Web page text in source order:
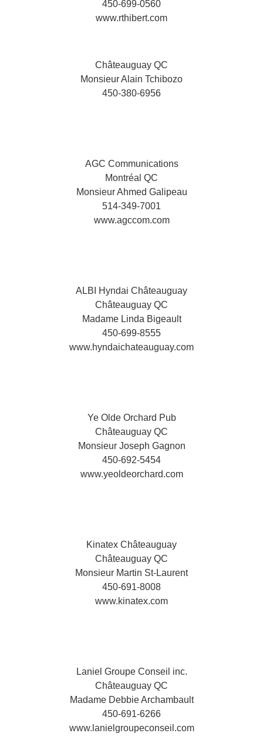
450-699-0560
www.rthibert.com
Châteauguay QC
Monsieur Alain Tchibozo
450-380-6956
AGC Communications
Montréal QC
Monsieur Ahmed Galipeau
514-349-7001
www.agccom.com
ALBI Hyndai Châteauguay
Châteauguay QC
Madame Linda Bigeault
450-699-8555
www.hyndaichateauguay.com
Ye Olde Orchard Pub
Châteauguay QC
Monsieur Joseph Gagnon
450-692-5454
www.yeoldeorchard.com
Kinatex Châteauguay
Châteauguay QC
Monsieur Martin St-Laurent
450-691-8008
www.kinatex.com
Laniel Groupe Conseil inc.
Châteauguay QC
Madame Debbie Archambault
450-691-6266
www.lanielgroupeconseil.com